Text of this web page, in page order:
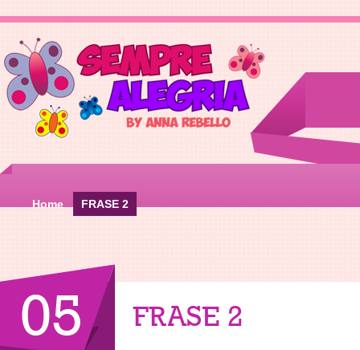
Home FRASE 2
05 FRASE 2